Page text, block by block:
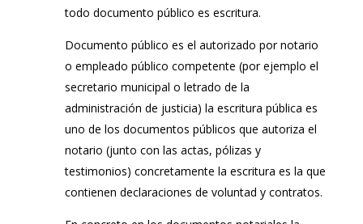
todo documento público es escritura.
Documento público es el autorizado por notario
o empleado público competente (por ejemplo el
secretario municipal o letrado de la
administración de justicia) la escritura pública es
uno de los documentos públicos que autoriza el
notario (junto con las actas, pólizas y
testimonios) concretamente la escritura es la que
contienen declaraciones de voluntad y contratos.